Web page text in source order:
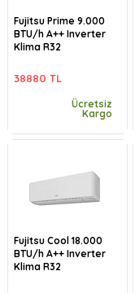
Fujitsu Prime 9.000
BTU/h A++ Inverter
Klima R32
38880 TL
Ücretsiz
Kargo
Fujitsu Cool 18.000
BTU/h A++ Inverter
Klima R32